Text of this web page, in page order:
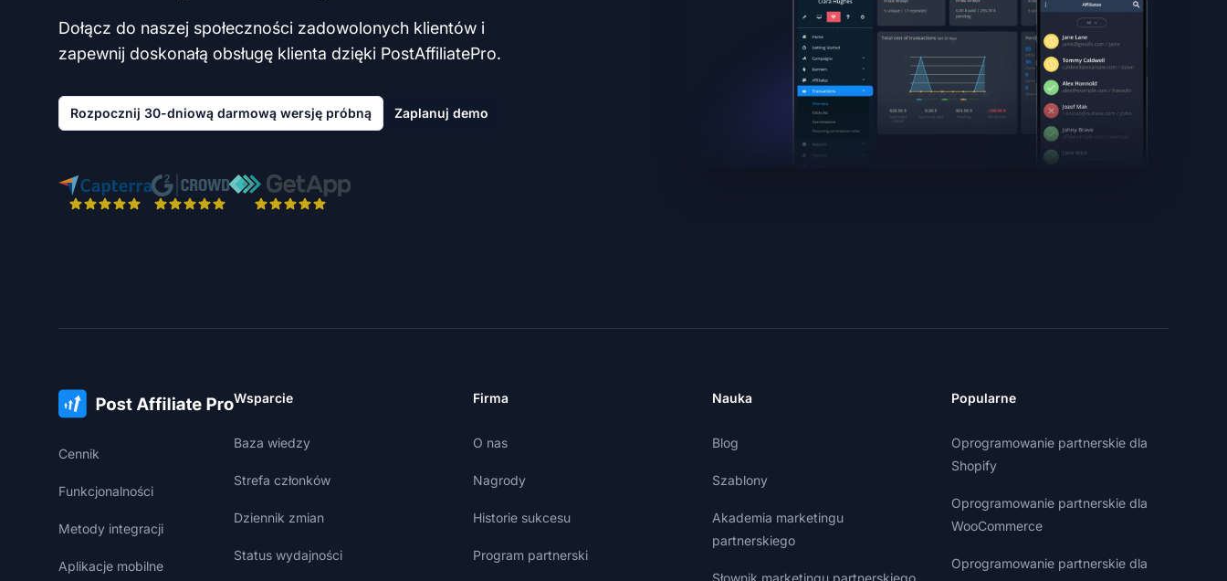
Dołącz do naszej społeczności zadowolonych klientów i
zapewnij doskonałą obsługę klienta dzięki PostAffiliatePro.
Rozpocznij 30-dniową darmową wersję próbną Zaplanuj demo
Cennik
Funkcjonalności
Metody integracji
Aplikacje mobilne
Wsparcie
Baza wiedzy
Strefa członków
Dziennik zmian
Status wydajności
Firma
O nas
Nagrody
Historie sukcesu
Program partnerski
Nauka
Blog
Szablony
Akademia marketingu
partnerskiego
Słownik marketingu partnerskiego
Popularne
Oprogramowanie partnerskie dla
Shopify
Oprogramowanie partnerskie dla
WooCommerce
Oprogramowanie partnerskie dla